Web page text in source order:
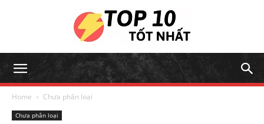
Home Chưa phân loại
Chưa phân loại